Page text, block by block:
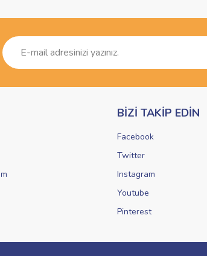
BİZİ TAKİP EDİN
Facebook
Twitter
Instagram
Youtube
Pinterest